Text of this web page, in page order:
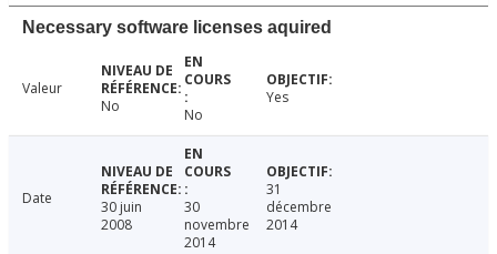
Necessary software licenses aquired
Valeur
No
No
Yes
Date
30 juin
2008
30
novembre
2014
31
décembre
2014